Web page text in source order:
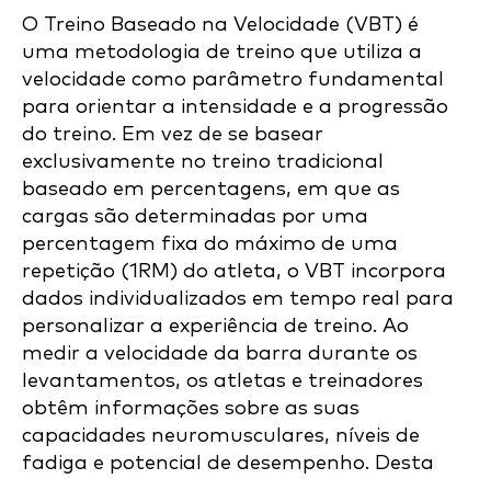
O Treino Baseado na Velocidade (VBT) é
uma metodologia de treino que utiliza a
velocidade como parâmetro fundamental
para orientar a intensidade e a progressão
do treino. Em vez de se basear
exclusivamente no treino tradicional
baseado em percentagens, em que as
cargas são determinadas por uma
percentagem fixa do máximo de uma
repetição (1RM) do atleta, o VBT incorpora
dados individualizados em tempo real para
personalizar a experiência de treino. Ao
medir a velocidade da barra durante os
levantamentos, os atletas e treinadores
obtêm informações sobre as suas
capacidades neuromusculares, níveis de
fadiga e potencial de desempenho. Desta